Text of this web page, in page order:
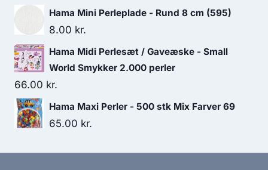
Hama Mini Perleplade - Rund 8 cm (595)
8.00 kr.
Hama Midi Perlesæt / Gaveæske - Small
World Smykker 2.000 perler
66.00 kr.
Hama Maxi Perler - 500 stk Mix Farver 69
65.00 kr.